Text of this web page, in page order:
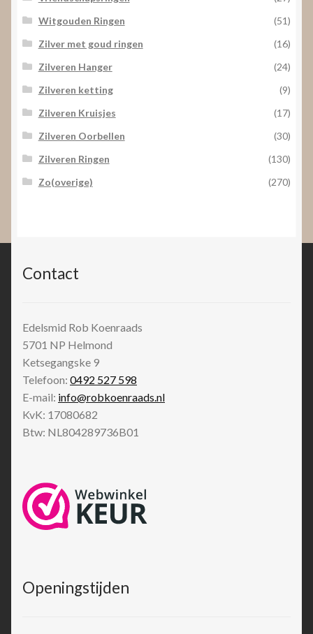
Witgouden Ringen
(51)
Zilver met goud ringen
(16)
Zilveren Hanger
(24)
Zilveren ketting
(9)
Zilveren Kruisjes
(17)
Zilveren Oorbellen
(30)
Zilveren Ringen
(130)
Zo(overige)
(270)
Contact
Edelsmid Rob Koenraads
5701 NP Helmond
Ketsegangske 9
Telefoon: 0492 527 598
E-mail: info@robkoenraads.nl
KvK: 17080682
Btw: NL804289736B01
Openingstijden